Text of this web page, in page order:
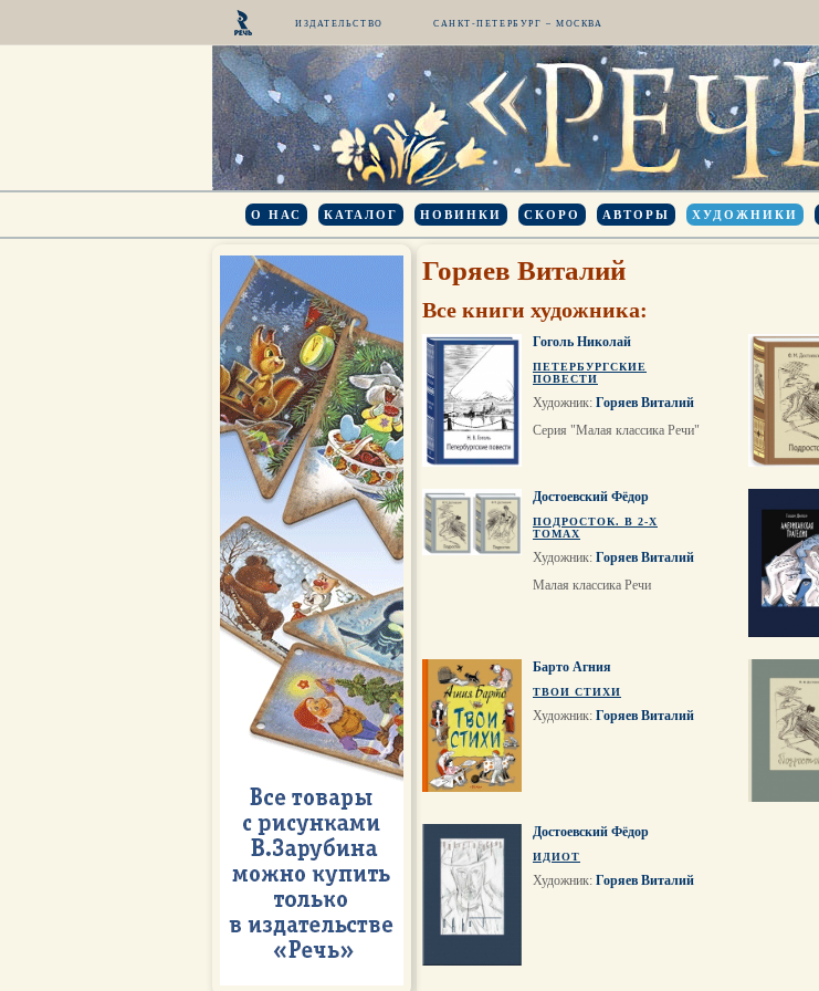
ИЗДАТЕЛЬСТВО САНКТ-ПЕТЕРБУРГ – МОСКВА
О НАС КАТАЛОГ НОВИНКИ СКОРО АВТОРЫ ХУДОЖНИКИ
Горяев Виталий
Все книги художника:
Гоголь Николай
ПЕТЕРБУРГСКИЕ
ПОВЕСТИ
Художник: Горяев Виталий
Серия "Малая классика Речи"
Достоевский Фёдор
ПОДРОСТОК. В 2-Х
ТОМАХ
Художник: Горяев Виталий
Малая классика Речи
Барто Агния
ТВОИ СТИХИ
Художник: Горяев Виталий
Достоевский Фёдор
ИДИОТ
Художник: Горяев Виталий